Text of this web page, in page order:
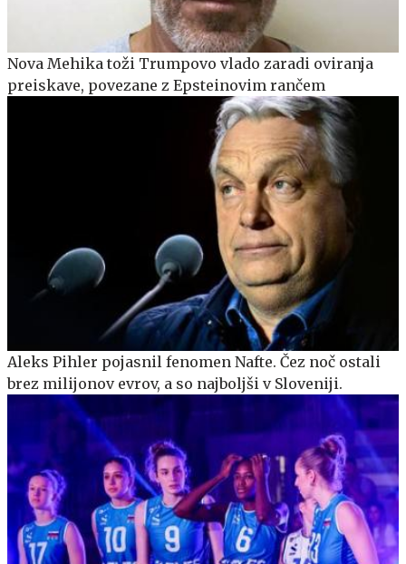
Nova Mehika toži Trumpovo vlado zaradi oviranja
preiskave, povezane z Epsteinovim rančem
Aleks Pihler pojasnil fenomen Nafte. Čez noč ostali
brez milijonov evrov, a so najboljši v Sloveniji.